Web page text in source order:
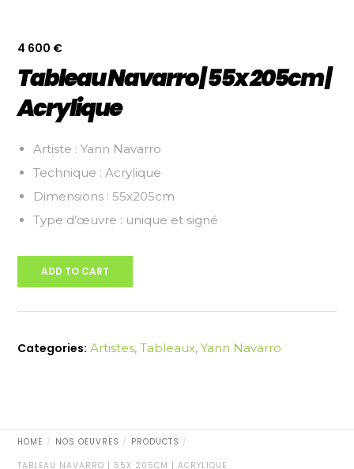
4 600 €
Tableau Navarro | 55x 205cm |
Acrylique
Artiste : Yann Navarro
Technique : Acrylique
Dimensions : 55x205cm
Type d’œuvre : unique et signé
ADD TO CART
Categories: Artistes,Tableaux,Yann Navarro
HOME NOS OEUVRES
PRODUCTS
TABLEAU NAVARRO | 55X 205CM | ACRYLIQUE